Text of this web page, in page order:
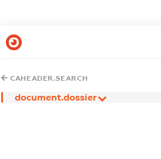
CAHEADER.SEARCH
document.dossier